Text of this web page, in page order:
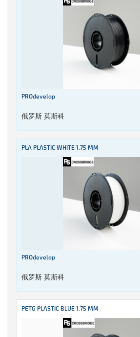
PROdevelop
俄罗斯 莫斯科
PLA PLASTIC WHITE 1.75 MM
PROdevelop
俄罗斯 莫斯科
PETG PLASTIC BLUE 1.75 MM